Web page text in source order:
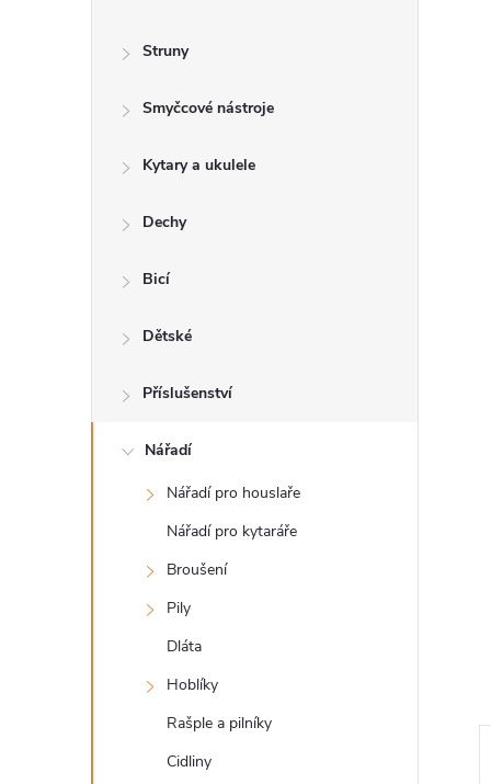
Struny
Smyčcové nástroje
Kytary a ukulele
Dechy
Bicí
Dětské
Příslušenství
Nářadí
Nářadí pro houslaře
Nářadí pro kytaráře
Broušení
Pily
Dláta
Hoblíky
Rašple a pilníky
Cidliny